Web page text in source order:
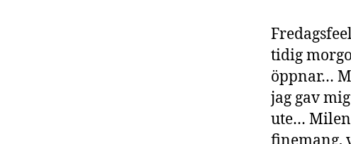
tidig
öppnar…
jag gav
ute…